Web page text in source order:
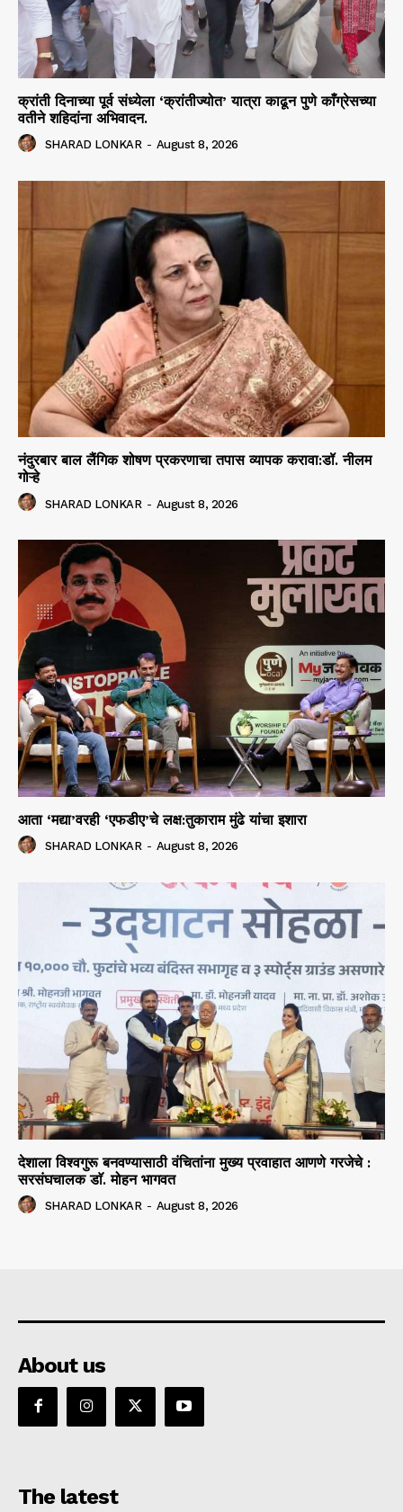
क्रांती दिनाच्या पूर्व संध्येला ‘क्रांतीज्योत’ यात्रा काढून पुणे काँग्रेसच्या
वतीने शहिदांना अभिवादन.
SHARAD LONKAR - August 8, 2026
नंदुरबार बाल लैंगिक शोषण प्रकरणाचा तपास व्यापक करावा:डॉ. नीलम
गोऱ्हे
SHARAD LONKAR - August 8, 2026
आता ‘मद्या’वरही ‘एफडीए’चे लक्ष:तुकाराम मुंढे यांचा इशारा
SHARAD LONKAR - August 8, 2026
देशाला विश्वगुरू बनवण्यासाठी वंचितांना मुख्य प्रवाहात आणणे गरजेचे :
सरसंघचालक डाॅ. मोहन भागवत
SHARAD LONKAR - August 8, 2026
About us
The latest